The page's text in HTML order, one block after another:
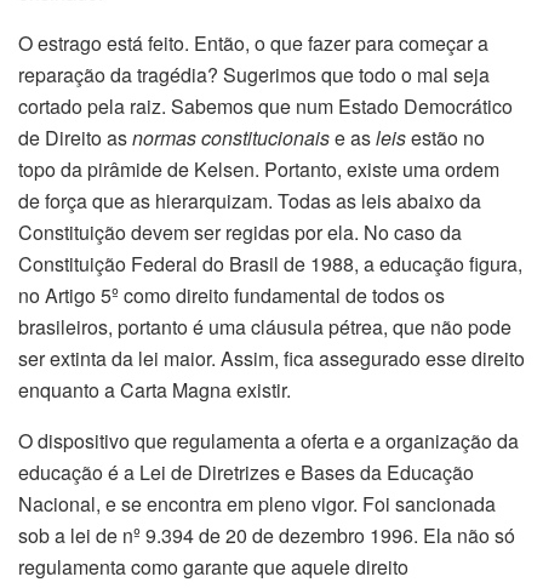
O estrago está feito. Então, o que fazer para começar a
reparação da tragédia? Sugerimos que todo o mal seja
cortado pela raiz. Sabemos que num Estado Democrático
de Direito asnormas constitucionaise asleisestão no
topo da pirâmide de Kelsen. Portanto, existe uma ordem
de força que as hierarquizam. Todas as leis abaixo da
Constituição devem ser regidas por ela. No caso da
Constituição Federal do Brasil de 1988, a educação figura,
no Artigo 5º como direito fundamental de todos os
brasileiros, portanto é uma cláusula pétrea, que não pode
ser extinta da lei maior. Assim, fica assegurado esse direito
enquanto a Carta Magna existir.
O dispositivo que regulamenta a oferta e a organização da
educação é a Lei de Diretrizes e Bases da Educação
Nacional, e se encontra em pleno vigor. Foi sancionada
sob a lei de nº 9.394 de 20 de dezembro 1996. Ela não só
regulamenta como garante que aquele direito